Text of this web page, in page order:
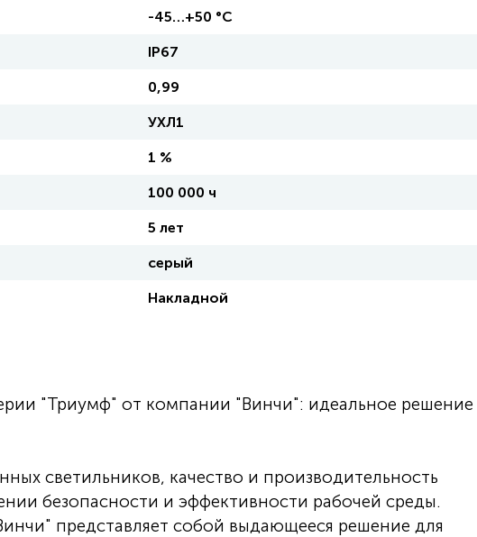
-45…+50 °С
IP67
0,99
УХЛ1
1 %
100 000 ч
5 лет
серый
Накладной
"Триумф" от компании "Винчи": идеальное решение
светильников, качество и производительность
безопасности и эффективности рабочей среды.
представляет собой выдающееся решение для